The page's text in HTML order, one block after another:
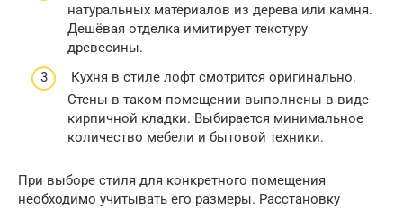
натуральных материалов из дерева или камня.
Дешёвая отделка имитирует текстуру
древесины.
Кухня в стиле лофт смотрится оригинально.
Стены в таком помещении выполнены в виде
кирпичной кладки. Выбирается минимальное
количество мебели и бытовой техники.
При выборе стиля для конкретного помещения
необходимо учитывать его размеры. Расстановку